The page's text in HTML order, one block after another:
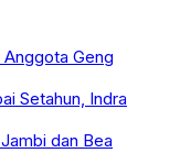
Geng
Setahun, Indra
dan Bea